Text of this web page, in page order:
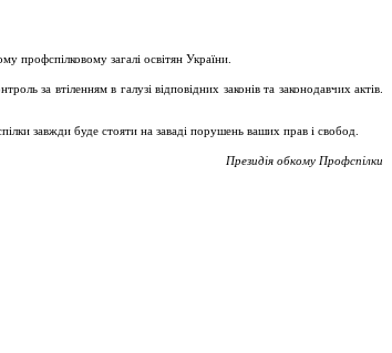
профспілковому загалі освітян України.
за втіленням в галузі відповідних законів та законодавчих актів.
завжди буде стояти на заваді порушень ваших прав і свобод.
Президія обкому Профспілки